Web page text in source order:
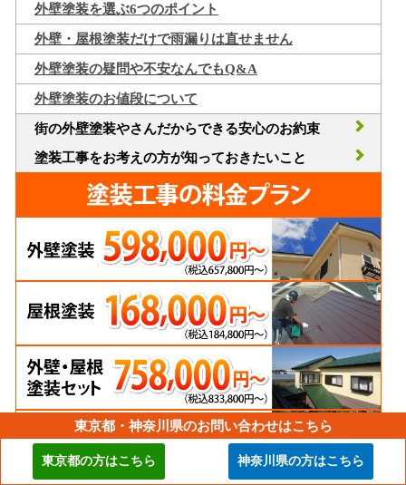
外壁塗装を選ぶ6つのポイント
外壁・屋根塗装だけで雨漏りは直せません
外壁塗装の疑問や不安なんでもQ&A
外壁塗装のお値段について
街の外壁塗装やさんだからできる安心のお約束
塗装工事をお考えの方が知っておきたいこと
東京都・神奈川県のお問い合わせはこちら
東京都の方はこちら 神奈川県の方はこちら